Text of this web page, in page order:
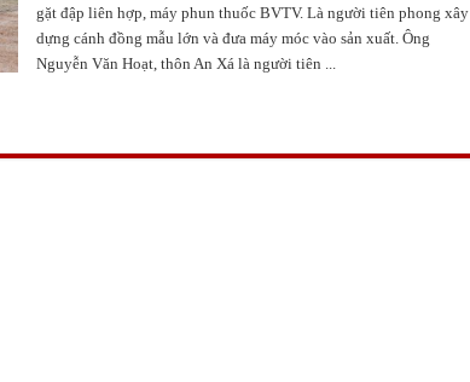
gặt đập liên hợp, máy phun thuốc BVTV. Là người tiên phong xây
dựng cánh đồng mẫu lớn và đưa máy móc vào sản xuất. Ông
Nguyễn Văn Hoạt, thôn An Xá là người tiên ...